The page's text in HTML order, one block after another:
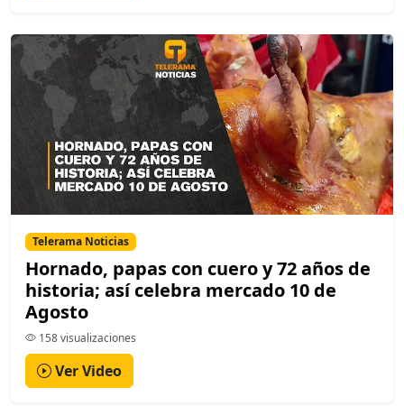
Telerama Noticias
Hornado, papas con cuero y 72 años de
historia; así celebra mercado 10 de
Agosto
158 visualizaciones
Ver Video